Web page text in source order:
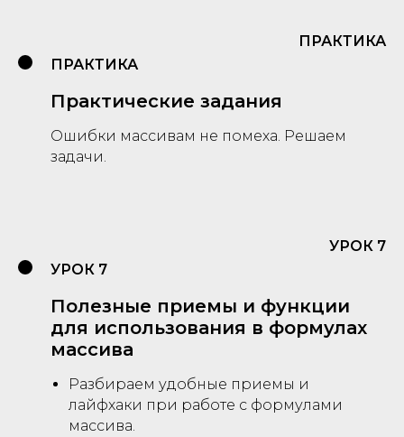
ПРАКТИКА
ПРАКТИКА
Практические задания
Ошибки массивам не помеха. Решаем
задачи.
УРОК 7
УРОК 7
Полезные приемы и функции
для использования в формулах
массива
Разбираем удобные приемы и
лайфхаки при работе с формулами
массива.